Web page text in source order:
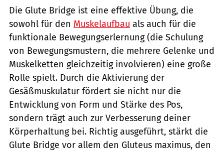
Die Glute Bridge ist eine effektive Übung, die
sowohl für den Muskelaufbau als auch für die
funktionale Bewegungserlernung (die Schulung
von Bewegungsmustern, die mehrere Gelenke und
Muskelketten gleichzeitig involvieren) eine große
Rolle spielt. Durch die Aktivierung der
Gesäßmuskulatur fördert sie nicht nur die
Entwicklung von Form und Stärke des Pos,
sondern trägt auch zur Verbesserung deiner
Körperhaltung bei. Richtig ausgeführt, stärkt die
Glute Bridge vor allem den Gluteus maximus, den